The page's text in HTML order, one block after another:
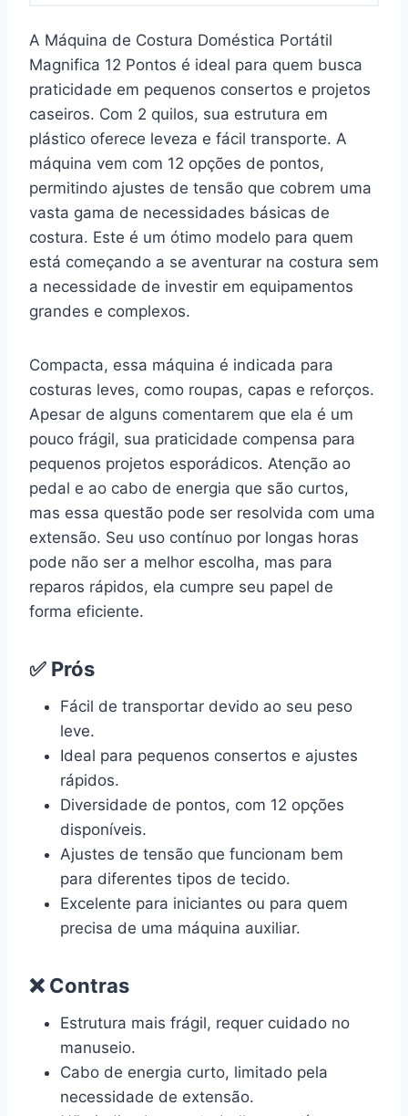
A Máquina de Costura Doméstica Portátil
Magnifica 12 Pontos é ideal para quem busca
praticidade em pequenos consertos e projetos
caseiros. Com 2 quilos, sua estrutura em
plástico oferece leveza e fácil transporte. A
máquina vem com 12 opções de pontos,
permitindo ajustes de tensão que cobrem uma
vasta gama de necessidades básicas de
costura. Este é um ótimo modelo para quem
está começando a se aventurar na costura sem
a necessidade de investir em equipamentos
grandes e complexos.
Compacta, essa máquina é indicada para
costuras leves, como roupas, capas e reforços.
Apesar de alguns comentarem que ela é um
pouco frágil, sua praticidade compensa para
pequenos projetos esporádicos. Atenção ao
pedal e ao cabo de energia que são curtos,
mas essa questão pode ser resolvida com uma
extensão. Seu uso contínuo por longas horas
pode não ser a melhor escolha, mas para
reparos rápidos, ela cumpre seu papel de
forma eficiente.
✅ Prós
Fácil de transportar devido ao seu peso
leve.
Ideal para pequenos consertos e ajustes
rápidos.
Diversidade de pontos, com 12 opções
disponíveis.
Ajustes de tensão que funcionam bem
para diferentes tipos de tecido.
Excelente para iniciantes ou para quem
precisa de uma máquina auxiliar.
❌ Contras
Estrutura mais frágil, requer cuidado no
manuseio.
Cabo de energia curto, limitado pela
necessidade de extensão.